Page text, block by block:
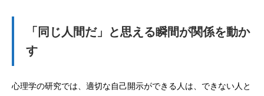
「同じ人間だ」と思える瞬間が関係を動か
す
心理学の研究では、適切な自己開示ができる人は、できない人と